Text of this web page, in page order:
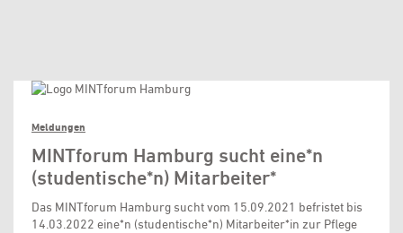
Meldungen
MINTforum Hamburg sucht eine*n
(studentische*n) Mitarbeiter*
Das MINTforum Hamburg sucht vom 15.09.2021 befristet bis
14.03.2022 eine*n (studentische*n) Mitarbeiter*in zur Pflege